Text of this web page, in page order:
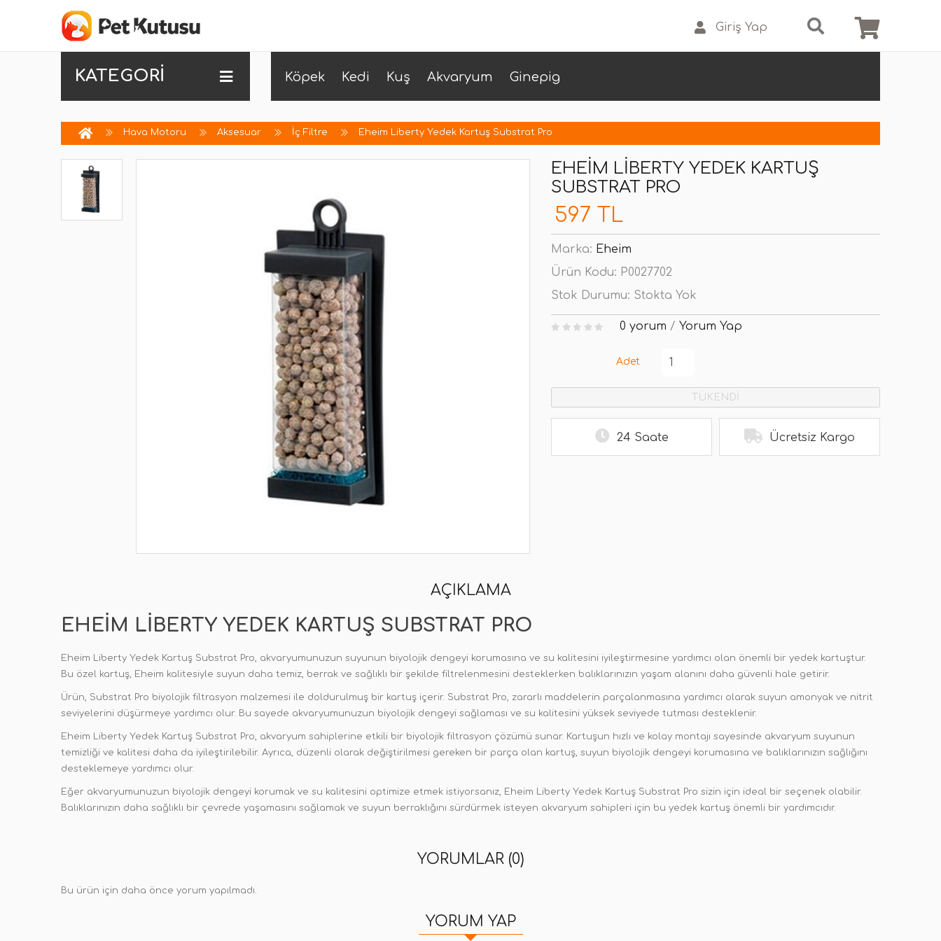
Giriş Yap
KATEGORİ Köpek Kedi Kuş Akvaryum Ginepig
Hava Motoru Aksesuar İç Filtre Eheim Liberty Yedek Kartuş Substrat Pro
EHEIM LIBERTY YEDEK KARTUŞ
SUBSTRAT PRO
597 TL
Marka: Eheim
Ürün Kodu: P0027702
Stok Durumu: Stokta Yok
0 yorum / Yorum Yap
Adet
TÜKENDİ
24 Saate Ücretsiz Kargo
AÇIKLAMA
EHEIM LIBERTY YEDEK KARTUŞ SUBSTRAT PRO
Eheim Liberty Yedek Kartuş Substrat Pro, akvaryumunuzun suyunun biyolojik dengeyi korumasına ve su kalitesini iyileştirmesine yardımcı olan önemli bir yedek kartuştur.
Bu özel kartuş, Eheim kalitesiyle suyun daha temiz, berrak ve sağlıklı bir şekilde filtrelenmesini desteklerken balıklarınızın yaşam alanını daha güvenli hale getirir.
Ürün, Substrat Pro biyolojik filtrasyon malzemesi ile doldurulmuş bir kartuş içerir. Substrat Pro, zararlı maddelerin parçalanmasına yardımcı olarak suyun amonyak ve nitrit
seviyelerini düşürmeye yardımcı olur. Bu sayede akvaryumunuzun biyolojik dengeyi sağlaması ve su kalitesini yüksek seviyede tutması desteklenir.
Eheim Liberty Yedek Kartuş Substrat Pro, akvaryum sahiplerine etkili bir biyolojik filtrasyon çözümü sunar. Kartuşun hızlı ve kolay montajı sayesinde akvaryum suyunun
temizliği ve kalitesi daha da iyileştirilebilir. Ayrıca, düzenli olarak değiştirilmesi gereken bir parça olan kartuş, suyun biyolojik dengeyi korumasına ve balıklarınızın sağlığını
desteklemeye yardımcı olur.
Eğer akvaryumunuzun biyolojik dengeyi korumak ve su kalitesini optimize etmek istiyorsanız, Eheim Liberty Yedek Kartuş Substrat Pro sizin için ideal bir seçenek olabilir.
Balıklarınızın daha sağlıklı bir çevrede yaşamasını sağlamak ve suyun berraklığını sürdürmek isteyen akvaryum sahipleri için bu yedek kartuş önemli bir yardımcıdır.
YORUMLAR (0)
Bu ürün için daha önce yorum yapılmadı.
YORUM YAP